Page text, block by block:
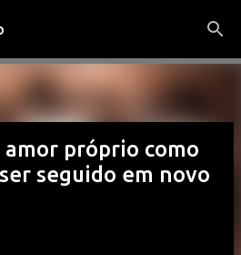
o conteúdo principal
amor próprio como
seguido em novo